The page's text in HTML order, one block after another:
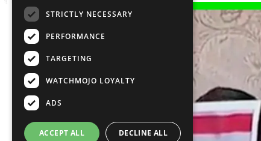
STRICTLY NECESSARY
PERFORMANCE
TARGETING
WATCHMOJO LOYALTY
ADS
ACCEPT ALL DECLINE ALL